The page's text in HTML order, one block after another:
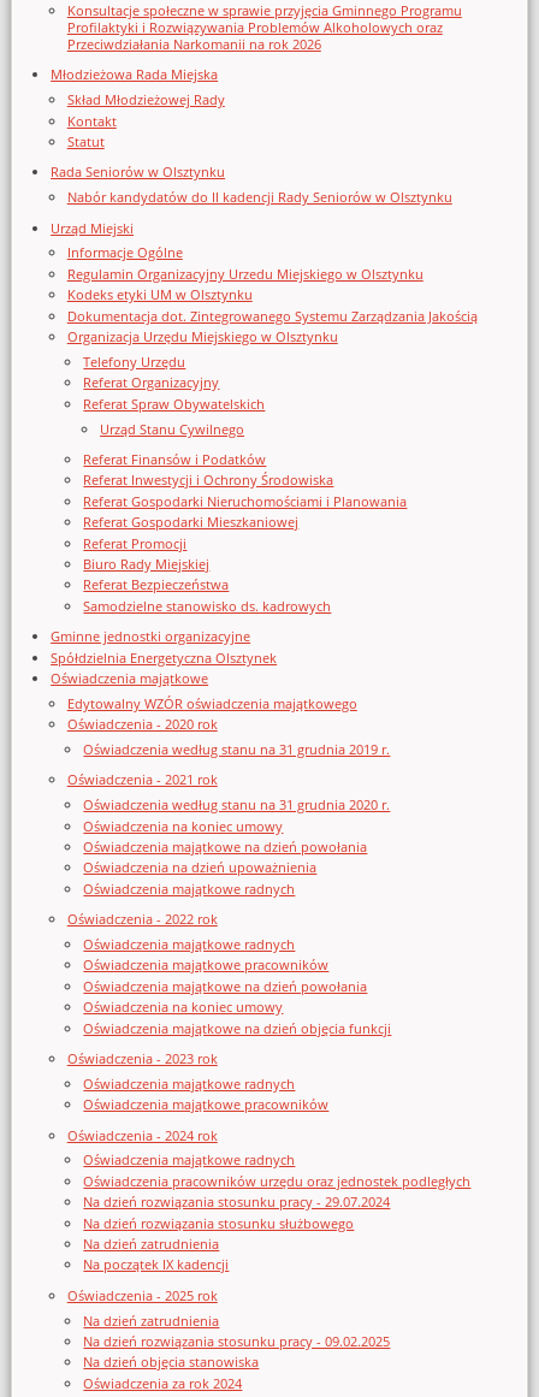
Konsultacje społeczne w sprawie przyjęcia Gminnego Programu
Profilaktyki i Rozwiązywania Problemów Alkoholowych oraz
Przeciwdziałania Narkomanii na rok 2026
Młodzieżowa Rada Miejska
Skład Młodzieżowej Rady
Kontakt
Statut
Rada Seniorów w Olsztynku
Nabór kandydatów do II kadencji Rady Seniorów w Olsztynku
Urząd Miejski
Informacje Ogólne
Regulamin Organizacyjny Urzedu Miejskiego w Olsztynku
Kodeks etyki UM w Olsztynku
Dokumentacja dot. Zintegrowanego Systemu Zarządzania Jakością
Organizacja Urzędu Miejskiego w Olsztynku
Telefony Urzędu
Referat Organizacyjny
Referat Spraw Obywatelskich
Urząd Stanu Cywilnego
Referat Finansów i Podatków
Referat Inwestycji i Ochrony Środowiska
Referat Gospodarki Nieruchomościami i Planowania
Referat Gospodarki Mieszkaniowej
Referat Promocji
Biuro Rady Miejskiej
Referat Bezpieczeństwa
Samodzielne stanowisko ds. kadrowych
Gminne jednostki organizacyjne
Spółdzielnia Energetyczna Olsztynek
Oświadczenia majątkowe
Edytowalny WZÓR oświadczenia majątkowego
Oświadczenia - 2020 rok
Oświadczenia według stanu na 31 grudnia 2019 r.
Oświadczenia - 2021 rok
Oświadczenia według stanu na 31 grudnia 2020 r.
Oświadczenia na koniec umowy
Oświadczenia majątkowe na dzień powołania
Oświadczenia na dzień upoważnienia
Oświadczenia majątkowe radnych
Oświadczenia - 2022 rok
Oświadczenia majątkowe radnych
Oświadczenia majątkowe pracowników
Oświadczenia majątkowe na dzień powołania
Oświadczenia na koniec umowy
Oświadczenia majątkowe na dzień objęcia funkcji
Oświadczenia - 2023 rok
Oświadczenia majątkowe radnych
Oświadczenia majątkowe pracowników
Oświadczenia - 2024 rok
Oświadczenia majątkowe radnych
Oświadczenia pracowników urzędu oraz jednostek podległych
Na dzień rozwiązania stosunku pracy - 29.07.2024
Na dzień rozwiązania stosunku służbowego
Na dzień zatrudnienia
Na początek IX kadencji
Oświadczenia - 2025 rok
Na dzień zatrudnienia
Na dzień rozwiązania stosunku pracy - 09.02.2025
Na dzień objęcia stanowiska
Oświadczenia za rok 2024